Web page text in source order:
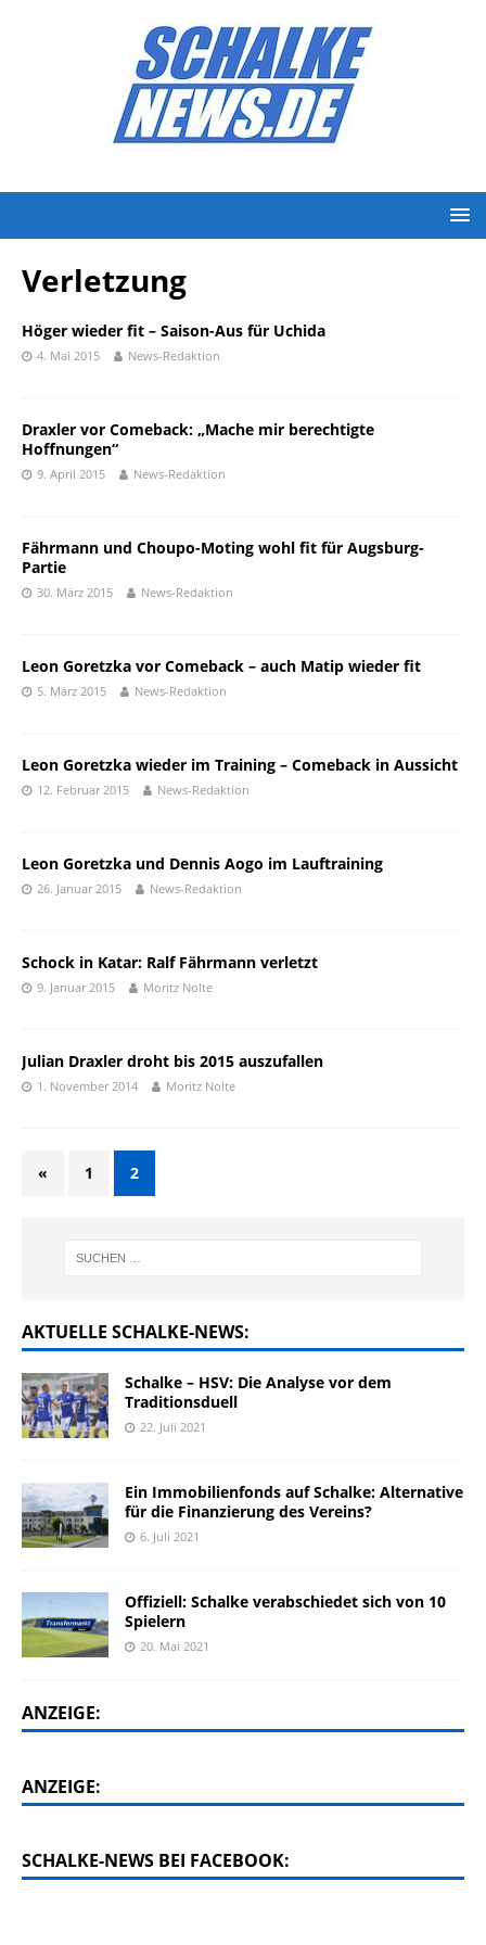
Verletzung
Höger wieder fit – Saison-Aus für Uchida
4. Mai 2015 News-Redaktion
Draxler vor Comeback: „Mache mir berechtigte
Hoffnungen“
9. April 2015 News-Redaktion
Fährmann und Choupo-Moting wohl fit für Augsburg-
Partie
30. März 2015 News-Redaktion
Leon Goretzka vor Comeback – auch Matip wieder fit
5. März 2015 News-Redaktion
Leon Goretzka wieder im Training – Comeback in Aussicht
12. Februar 2015 News-Redaktion
Leon Goretzka und Dennis Aogo im Lauftraining
26. Januar 2015 News-Redaktion
Schock in Katar: Ralf Fährmann verletzt
9. Januar 2015 Moritz Nolte
Julian Draxler droht bis 2015 auszufallen
1. November 2014 Moritz Nolte
« 1 2
AKTUELLE SCHALKE-NEWS:
Schalke – HSV: Die Analyse vor dem
Traditionsduell
22. Juli 2021
Ein Immobilienfonds auf Schalke: Alternative
für die Finanzierung des Vereins?
6. Juli 2021
Offiziell: Schalke verabschiedet sich von 10
Spielern
20. Mai 2021
ANZEIGE:
ANZEIGE:
SCHALKE-NEWS BEI FACEBOOK: